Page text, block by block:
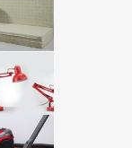
Elmich